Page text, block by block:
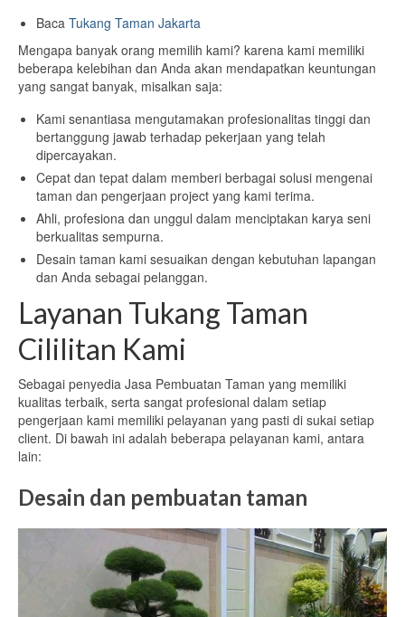
Baca Tukang Taman Jakarta
Mengapa banyak orang memilih kami? karena kami memiliki
beberapa kelebihan dan Anda akan mendapatkan keuntungan
yang sangat banyak, misalkan saja:
Kami senantiasa mengutamakan profesionalitas tinggi dan
bertanggung jawab terhadap pekerjaan yang telah
dipercayakan.
Cepat dan tepat dalam memberi berbagai solusi mengenai
taman dan pengerjaan project yang kami terima.
Ahli, profesiona dan unggul dalam menciptakan karya seni
berkualitas sempurna.
Desain taman kami sesuaikan dengan kebutuhan lapangan
dan Anda sebagai pelanggan.
Layanan Tukang Taman
Cililitan Kami
Sebagai penyedia Jasa Pembuatan Taman yang memiliki
kualitas terbaik, serta sangat profesional dalam setiap
pengerjaan kami memiliki pelayanan yang pasti di sukai setiap
client. Di bawah ini adalah beberapa pelayanan kami, antara
lain:
Desain dan pembuatan taman